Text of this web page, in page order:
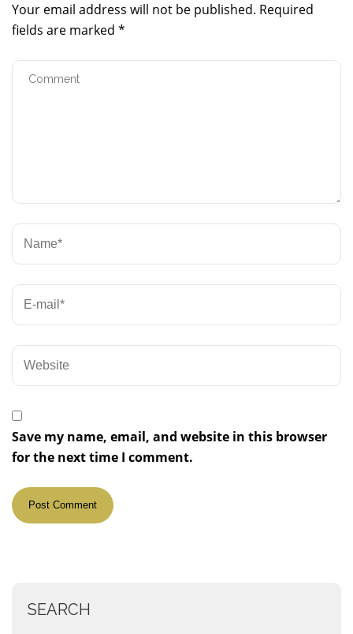
Your email address will not be published. Required
fields are marked *
Save my name, email, and website in this browser
for the next time I comment.
SEARCH